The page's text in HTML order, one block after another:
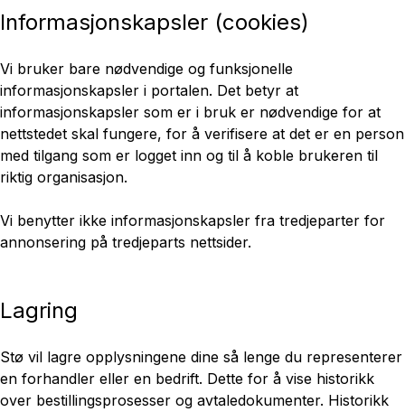
Informasjonskapsler (cookies)
Vi bruker bare nødvendige og funksjonelle
informasjonskapsler i portalen. Det betyr at
informasjonskapsler som er i bruk er nødvendige for at
nettstedet skal fungere, for å verifisere at det er en person
med tilgang som er logget inn og til å koble brukeren til
riktig organisasjon.
Vi benytter ikke informasjonskapsler fra tredjeparter for
annonsering på tredjeparts nettsider.
Lagring
Stø vil lagre opplysningene dine så lenge du representerer
en forhandler eller en bedrift. Dette for å vise historikk
over bestillingsprosesser og avtaledokumenter. Historikk